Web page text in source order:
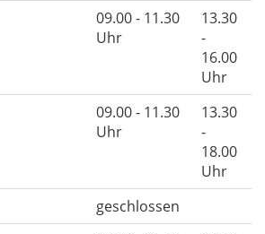
09.00 - 11.30
Uhr
13.30
-
16.00
Uhr
09.00 - 11.30
Uhr
13.30
-
18.00
Uhr
geschlossen